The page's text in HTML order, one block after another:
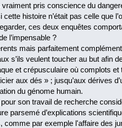
pris conscience du
histoire n’était pas celle que
ces deux enquêtes
l’impensable ?
mais parfaitement
s’ils veulent toucher au but
et crépusculaire où complots
aux dés » ; jusqu’aux dérives
du génome humain.
pour son travail de recherche
parsemé d’explications
par exemple l'affaire des